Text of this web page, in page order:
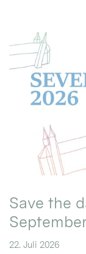
Save the
22. Juli 2026